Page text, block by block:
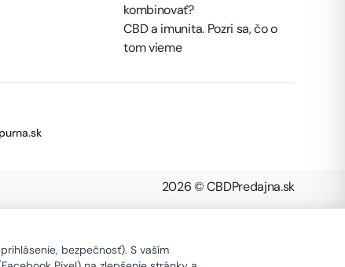
kombinovať?
CBD a imunita. Pozri sa, čo o
tom vieme
2026 © CBDPredajna.sk
bezpečnosť). S vaším